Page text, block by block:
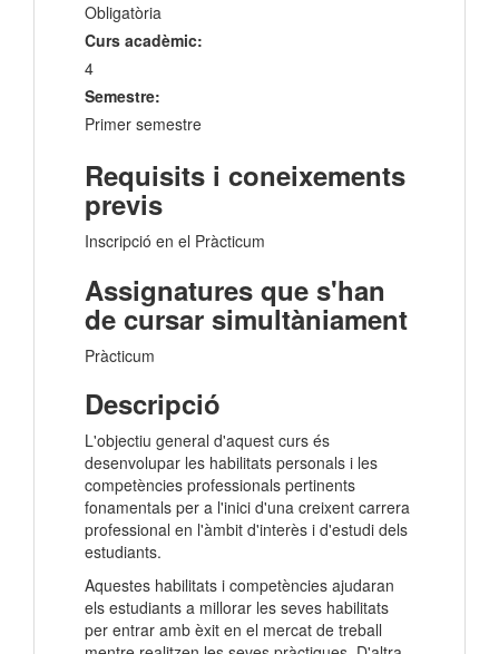
Obligatòria
Curs acadèmic:
4
Semestre:
Primer semestre
Requisits i coneixements
previs
Inscripció en el Pràcticum
Assignatures que s'han
de cursar simultàniament
Pràcticum
Descripció
L'objectiu general d'aquest curs és
desenvolupar les habilitats personals i les
competències professionals pertinents
fonamentals per a l'inici d'una creixent carrera
professional en l'àmbit d'interès i d'estudi dels
estudiants.
Aquestes habilitats i competències ajudaran
els estudiants a millorar les seves habilitats
per entrar amb èxit en el mercat de treball